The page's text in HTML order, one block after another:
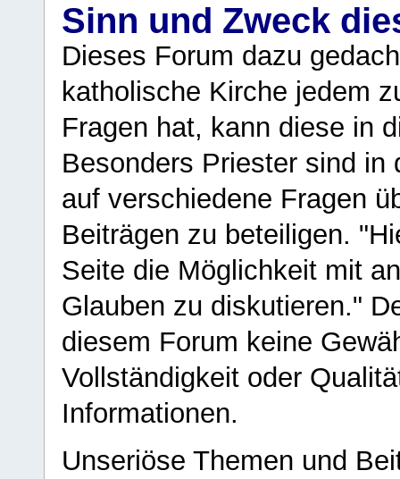
Sinn und Zweck
Dieses Forum dazu
katholische Kirche jedem
Fragen hat, kann diese in
Besonders Priester sind in
auf verschiedene Fragen
Beiträgen zu beteiligen.
Seite die Möglichkeit mit
Glauben zu diskutieren."
diesem Forum keine
Vollständigkeit oder
Informationen.
Unseriöse Themen und